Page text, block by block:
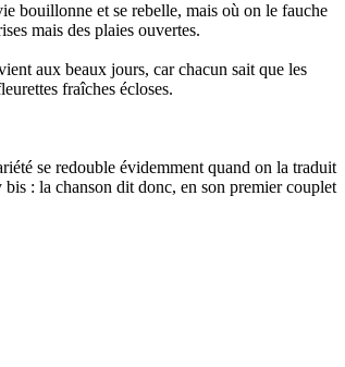
bouillonne et se rebelle, mais où on le fauche
mais des plaies ouvertes.
aux beaux jours, car chacun sait que les
fraîches écloses.
se redouble évidemment quand on la traduit
: la chanson dit donc, en son premier couplet